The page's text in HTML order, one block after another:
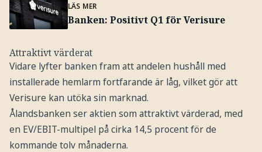
LÄS MER
Banken: Positivt Q1 för Verisure
Attraktivt värderat
Vidare lyfter banken fram att andelen hushåll med
installerade hemlarm fortfarande är låg, vilket gör att
Verisure kan utöka sin marknad.
Ålandsbanken ser aktien som attraktivt värderad, med
en EV/EBIT-multipel på cirka 14,5 procent för de
kommande tolv månaderna.